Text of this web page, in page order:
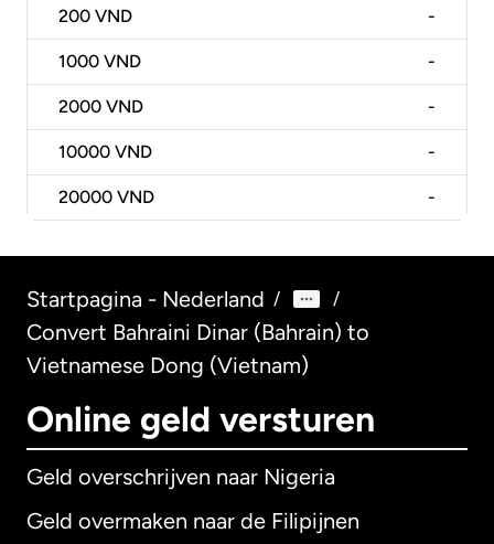
200 VND -
1000 VND -
2000 VND -
10000 VND -
20000 VND -
Startpagina - Nederland / /
Convert Bahraini Dinar (Bahrain) to
Vietnamese Dong (Vietnam)
Online geld versturen
Geld overschrijven naar Nigeria
Geld overmaken naar de Filipijnen